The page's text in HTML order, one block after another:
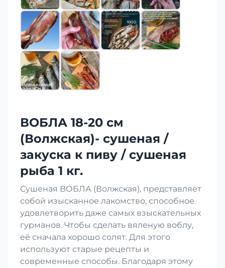
ВОБЛА 18-20 см
(Волжская)- сушеная /
закуска к пиву / сушеная
рыба 1 кг.
Сушеная ВОБЛА (Волжская), представляет
собой изысканное лакомство, способное
удовлетворить даже самых взыскательных
гурманов. Чтобы сделать вяленую воблу,
её сначала хорошо солят. Для этого
используют старые рецепты и
современные способы. Благодаря этому